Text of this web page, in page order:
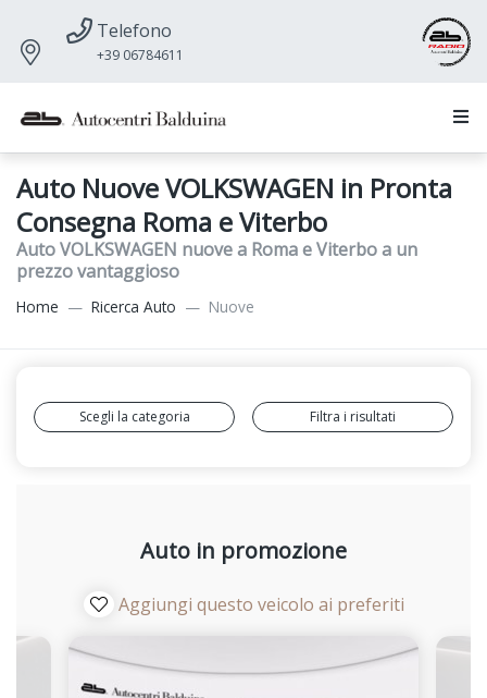
Telefono
+39 06784611
Auto Nuove VOLKSWAGEN in Pronta
Consegna Roma e Viterbo
Auto VOLKSWAGEN nuove a Roma e Viterbo a un
prezzo vantaggioso
Home Ricerca Auto Nuove
Scegli la categoria Filtra i risultati
Auto in promozione
Aggiungi questo veicolo ai preferiti